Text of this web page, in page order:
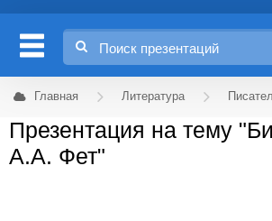
Главная Литература
Презентация на тему
А.А. Фет"